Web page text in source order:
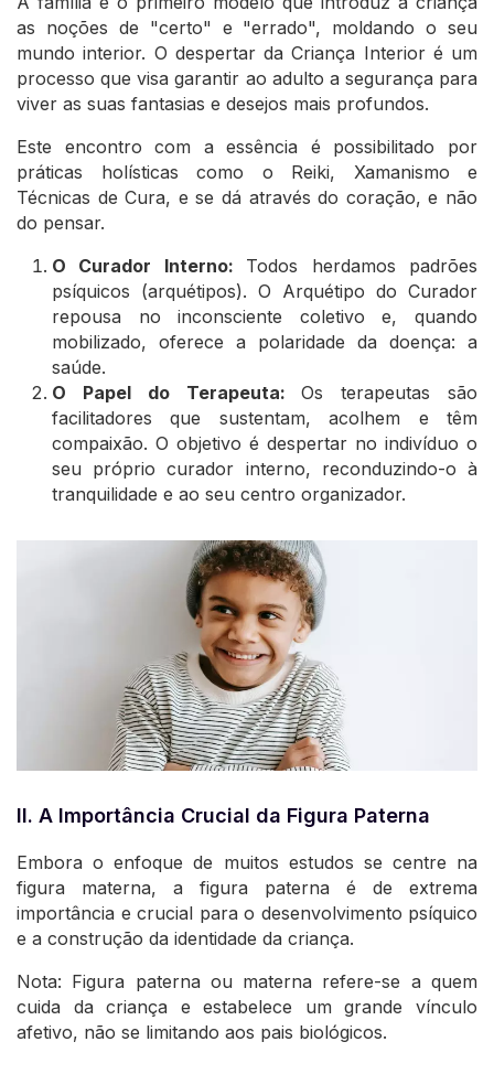
as noções de "certo" e "errado", moldando o seu
mundo interior. O despertar da Criança Interior é um
processo que visa garantir ao adulto a segurança para
viver as suas fantasias e desejos mais profundos.
Este encontro com a essência é possibilitado por
práticas holísticas como o Reiki, Xamanismo e
Técnicas de Cura, e se dá através do coração, e não
do pensar.
O Curador Interno: Todos herdamos padrões
psíquicos (arquétipos). O Arquétipo do Curador
repousa no inconsciente coletivo e, quando
mobilizado, oferece a polaridade da doença: a
saúde.
O Papel do Terapeuta:Os terapeutas são
facilitadores que sustentam, acolhem e têm
compaixão. O objetivo é despertar no indivíduo o
seu próprio curador interno, reconduzindo-o à
tranquilidade e ao seu centro organizador.
II. A Importância Crucial da Figura Paterna
Embora o enfoque de muitos estudos se centre na
figura materna, a figura paterna é de extrema
importância e crucial para o desenvolvimento psíquico
e a construção da identidade da criança.
Nota: Figura paterna ou materna refere-se a quem
cuida da criança e estabelece um grande vínculo
afetivo, não se limitando aos pais biológicos.